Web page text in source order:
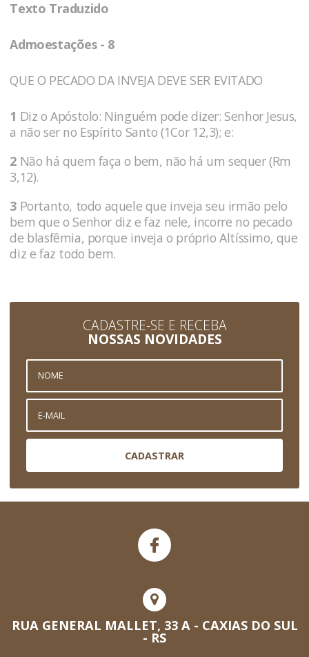
Texto Traduzido
Admoestações - 8
QUE O PECADO DA INVEJA DEVE SER EVITADO
1 Diz o Apóstolo: Ninguém pode dizer: Senhor Jesus,
a não ser no Espírito Santo (1Cor 12,3); e:
2 Não há quem faça o bem, não há um sequer (Rm
3,12).
3 Portanto, todo aquele que inveja seu irmão pelo
bem que o Senhor diz e faz nele, incorre no pecado
de blasfêmia, porque inveja o próprio Altíssimo, que
diz e faz todo bem.
CADASTRE-SE E RECEBA
NOSSAS NOVIDADES
CADASTRAR
RUA GENERAL MALLET, 33 A - CAXIAS DO SUL
- RS